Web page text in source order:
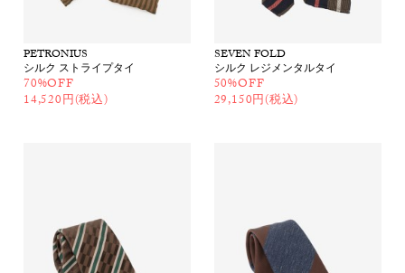
PETRONIUS
シルク ストライプタイ
70%OFF
14,520円(税込)
SEVEN FOLD
シルク レジメンタルタイ
50%OFF
29,150円(税込)